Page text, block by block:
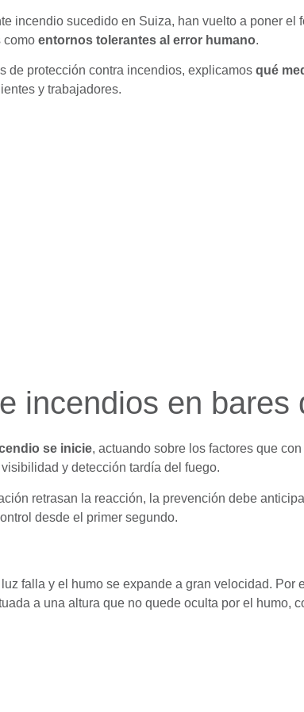
incendio sucedido en Suiza, han vuelto a poner
como entornos tolerantes al error humano.
de protección contra incendios, explicamos qué
y trabajadores.
incendios en bares
se inicie, actuando sobre los factores que
y detección tardía del fuego.
retrasan la reacción, la prevención debe
desde el primer segundo.
falla y el humo se expande a gran velocidad. Por
a una altura que no quede oculta por el humo,